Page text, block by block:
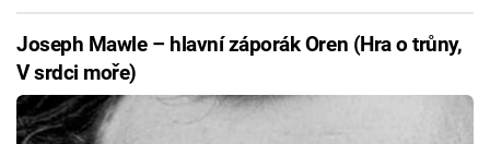
Joseph Mawle – hlavní záporák Oren (Hra o trůny,
V srdci moře)